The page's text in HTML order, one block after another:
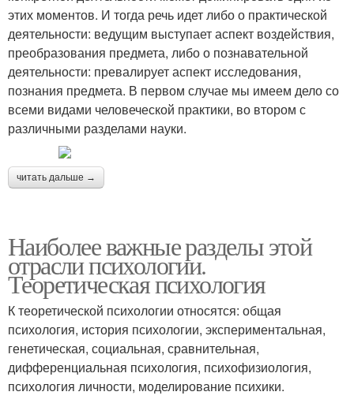
этих моментов. И тогда речь идет либо о практической
деятельности: ведущим выступает аспект воздействия,
преобразования предмета, либо о познавательной
деятельности: превалирует аспект исследования,
познания предмета. В первом случае мы имеем дело со
всеми видами человеческой практики, во втором с
различными разделами науки.
читать дальше →
Наиболее важные разделы этой
отрасли психологии.
Теоретическая психология
К теоретической психологии относятся: общая
психология, история психологии, экспериментальная,
генетическая, социальная, сравнительная,
дифференциальная психология, психофизиология,
психология личности, моделирование психики.